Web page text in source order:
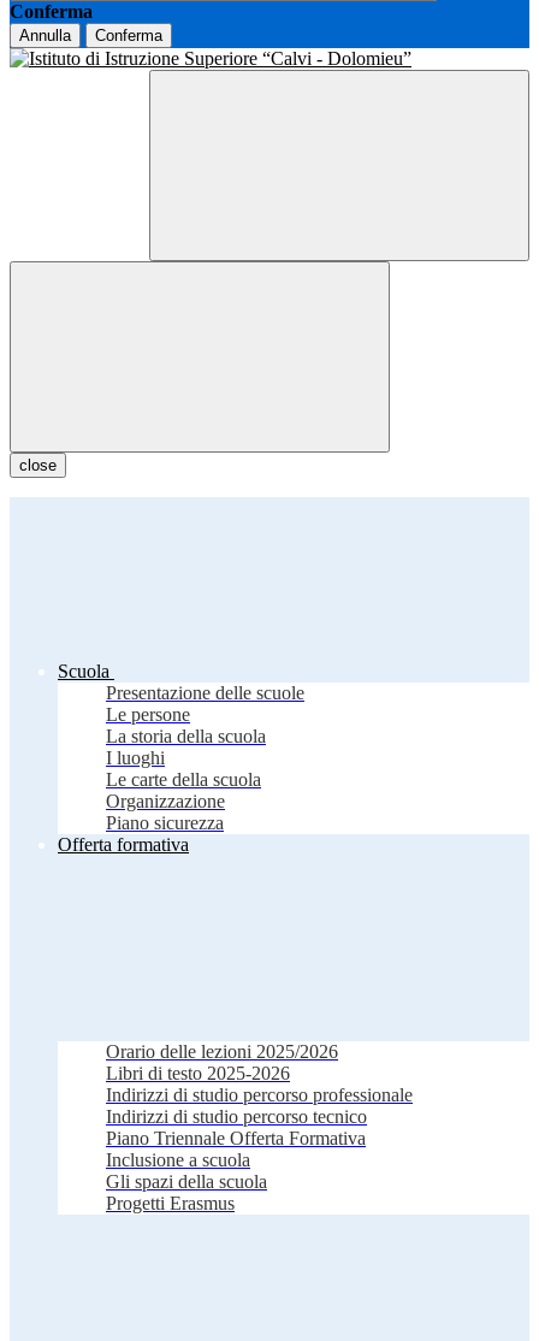
Conferma
Annulla Conferma
close
Scuola
Presentazione delle scuole
Le persone
La storia della scuola
I luoghi
Le carte della scuola
Organizzazione
Piano sicurezza
Offerta formativa
Orario delle lezioni 2025/2026
Libri di testo 2025-2026
Indirizzi di studio percorso professionale
Indirizzi di studio percorso tecnico
Piano Triennale Offerta Formativa
Inclusione a scuola
Gli spazi della scuola
Progetti Erasmus